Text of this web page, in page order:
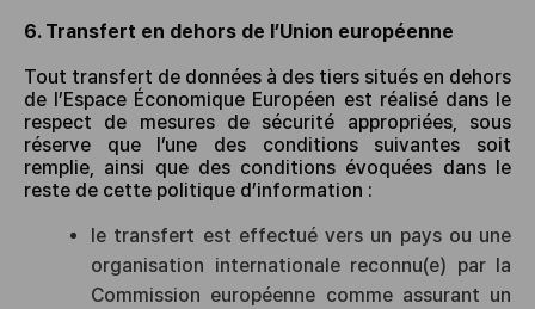
6. Transfert en dehors de l’Union européenne
Tout transfert de données à des tiers situés en dehors
de l’Espace Économique Européen est réalisé dans le
respect de mesures de sécurité appropriées, sous
réserve que l’une des conditions suivantes soit
remplie, ainsi que des conditions évoquées dans le
reste de cette politique d’information :
le transfert est effectué vers un pays ou une
organisation internationale reconnu(e) par la
Commission européenne comme assurant un